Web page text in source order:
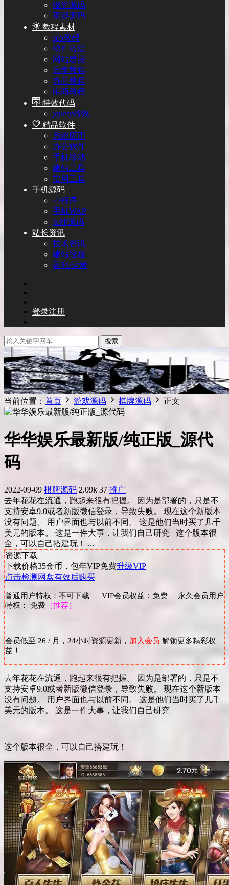
端游源码
页游源码
教程素材
seo教程
软件搭建
网站建设
自学教程
办公教程
电商教程
特效代码
jquery特效
精品软件
系统应用
办公软件
手机移动
建站工具
常用工具
手机源码
小程序
手机WAP
APP源码
站长资讯
技术资讯
建站经验
盈利/运营
登录注册
搜索
当前位置： 首页 游戏源码 棋牌源码 正文
华华娱乐最新版/纯正版_源代
码
2022-09-09 棋牌源码 2.09k 37 推广
去年花花在流通，跑起来很有把握。 因为是部署的，只是不
支持安卓9.0或者新版微信登录，导致失败。 现在这个新版本
没有问题。 用户界面也与以前不同。 这是他们当时买了几千
美元的版本。 这是一件大事，让我们自己研究 这个版本很
全，可以自己搭建玩！ ...
资源下载
下载价格35金币，包年VIP免费升级VIP
点击检测网盘有效后购买
普通用户特权：不可下载 VIP会员权益：免费 永久会员用户
特权： 免费 （推荐）
会员低至 26 / 月，24小时资源更新， 加入会员 解锁更多精彩权
益！
去年花花在流通，跑起来很有把握。 因为是部署的，只是不
支持安卓9.0或者新版微信登录，导致失败。 现在这个新版本
没有问题。 用户界面也与以前不同。 这是他们当时买了几千
美元的版本。 这是一件大事，让我们自己研究
这个版本很全，可以自己搭建玩！